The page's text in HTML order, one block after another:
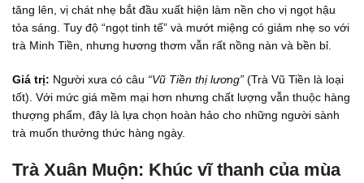
tăng lên, vị chát nhẹ bắt đầu xuất hiện làm nền cho vị ngọt hậu
tỏa sáng. Tuy độ “ngọt tinh tế” và mướt miệng có giảm nhẹ so với
trà Minh Tiền, nhưng hương thơm vẫn rất nồng nàn và bền bỉ.
Giá trị: Người xưa có câu “Vũ Tiền thị lương” (Trà Vũ Tiền là loại
tốt). Với mức giá mềm mại hơn nhưng chất lượng vẫn thuộc hàng
thượng phẩm, đây là lựa chọn hoàn hảo cho những người sành
trà muốn thưởng thức hàng ngày.
Trà Xuân Muộn: Khúc vĩ thanh của mùa